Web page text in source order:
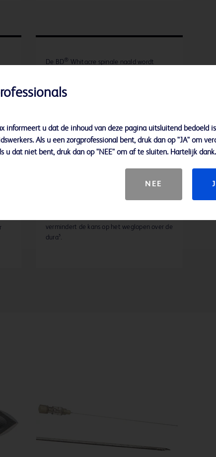
De BD ®
Whitacre spinale naald wordt
vermindert de kans op het weglopen over de
dura⁵.
informeert u dat de inhoud van deze pagina uitsluitend bedoeld
Als u een zorgprofessional bent, druk dan op "JA" om
u dat niet bent, druk dan op "NEE" om af te sluiten. Hartelijk dank.
NEE